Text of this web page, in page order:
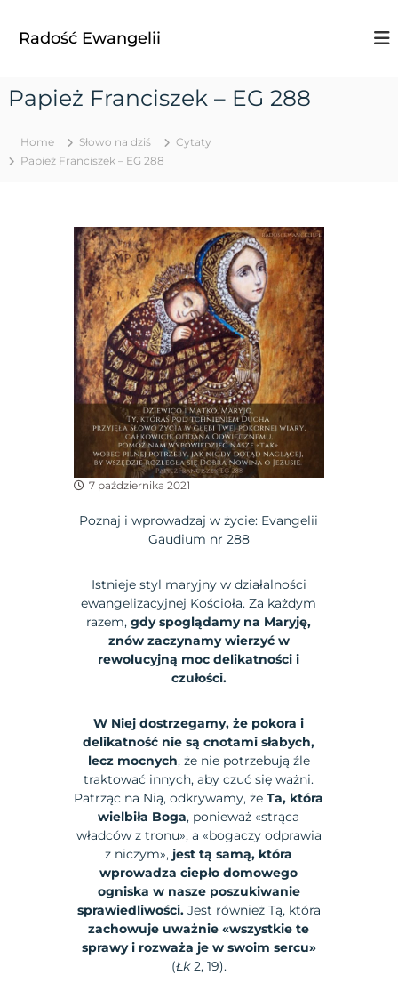
Radość Ewangelii
Papież Franciszek – EG 288
Home Słowo na dziś
Cytaty
Papież Franciszek – EG 288
7 października 2021
Poznaj i wprowadzaj w życie: Evangelii
Gaudium nr 288
Istnieje styl maryjny w działalności
ewangelizacyjnej Kościoła. Za każdym
razem,gdy spoglądamy na Maryję,
znów zaczynamy wierzyć w
rewolucyjną moc delikatności i
czułości.
W Niej dostrzegamy, że pokora i
delikatność nie są cnotami słabych,
lecz mocnych, że nie potrzebują źle
traktować innych, aby czuć się ważni.
Patrząc na Nią, odkrywamy, żeTa, która
wielbiła Boga, ponieważ «strąca
władców z tronu», a «bogaczy odprawia
z niczym», jest tą samą, która
wprowadza ciepło domowego
ogniska w nasze poszukiwanie
sprawiedliwości.Jest również Tą, która
zachowuje uważnie «wszystkie te
sprawy i rozważa je w swoim sercu»
(Łk2, 19).